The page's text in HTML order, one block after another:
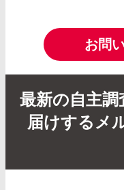
お問
最新の自主
届けするメ